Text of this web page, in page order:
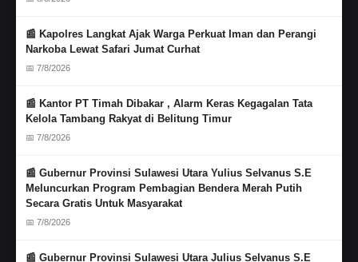
📰 Kapolres Langkat Ajak Warga Perkuat Iman dan Perangi
Narkoba Lewat Safari Jumat Curhat
📅 7/8/2026
📰 Kantor PT Timah Dibakar , Alarm Keras Kegagalan Tata
Kelola Tambang Rakyat di Belitung Timur
📅 7/8/2026
📰 Gubernur Provinsi Sulawesi Utara Yulius Selvanus S.E
Meluncurkan Program Pembagian Bendera Merah Putih
Secara Gratis Untuk Masyarakat
📅 7/8/2026
📰 Gubernur Provinsi Sulawesi Utara Julius Selvanus S.E